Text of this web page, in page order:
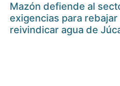
Mazón defiende al
exigencias para
reivindicar agua de